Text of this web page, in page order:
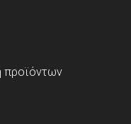
προϊόντων